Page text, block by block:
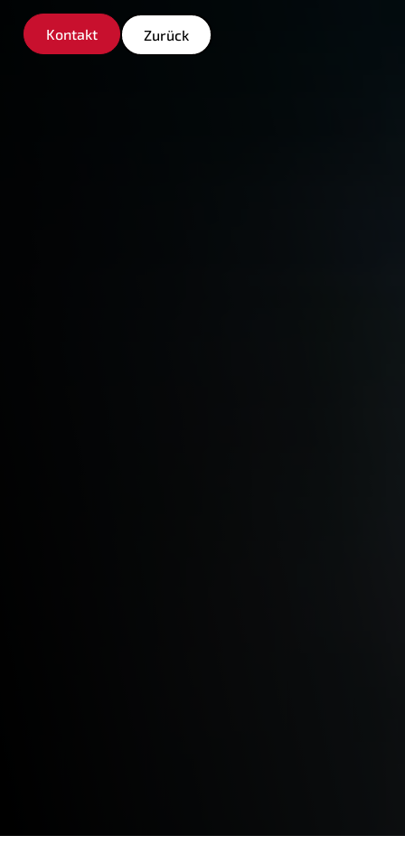
Kontakt Zurück